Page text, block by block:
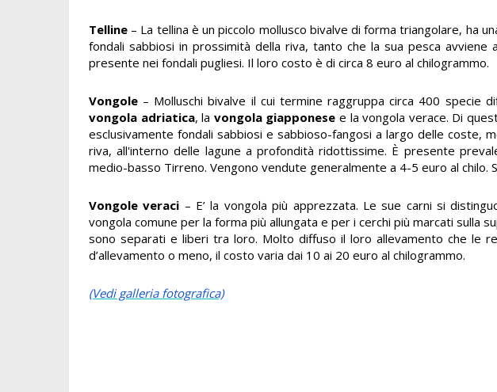
Telline – La tellina è un piccolo mollusco bivalve di forma triangolare, ha
fondali sabbiosi in prossimità della riva, tanto che la sua pesca avviene
presente nei fondali pugliesi. Il loro costo è di circa 8 euro al chilogrammo.
Vongole – Molluschi bivalve il cui termine raggruppa circa 400
vongola adriatica, la vongola giapponese e la vongola verace. Di
esclusivamente fondali sabbiosi e sabbioso-fangosi a largo delle coste,
riva, all'interno delle lagune a profondità ridottissime. È presente
medio-basso Tirreno. Vengono vendute generalmente a 4-5 euro al chilo.
Vongole veraci – E’ la vongola più apprezzata. Le sue carni si
vongola comune per la forma più allungata e per i cerchi più marcati sulla
sono separati e liberi tra loro. Molto diffuso il loro allevamento che le
d’allevamento o meno, il costo varia dai 10 ai 20 euro al chilogrammo.
(Vedi galleria fotografica)